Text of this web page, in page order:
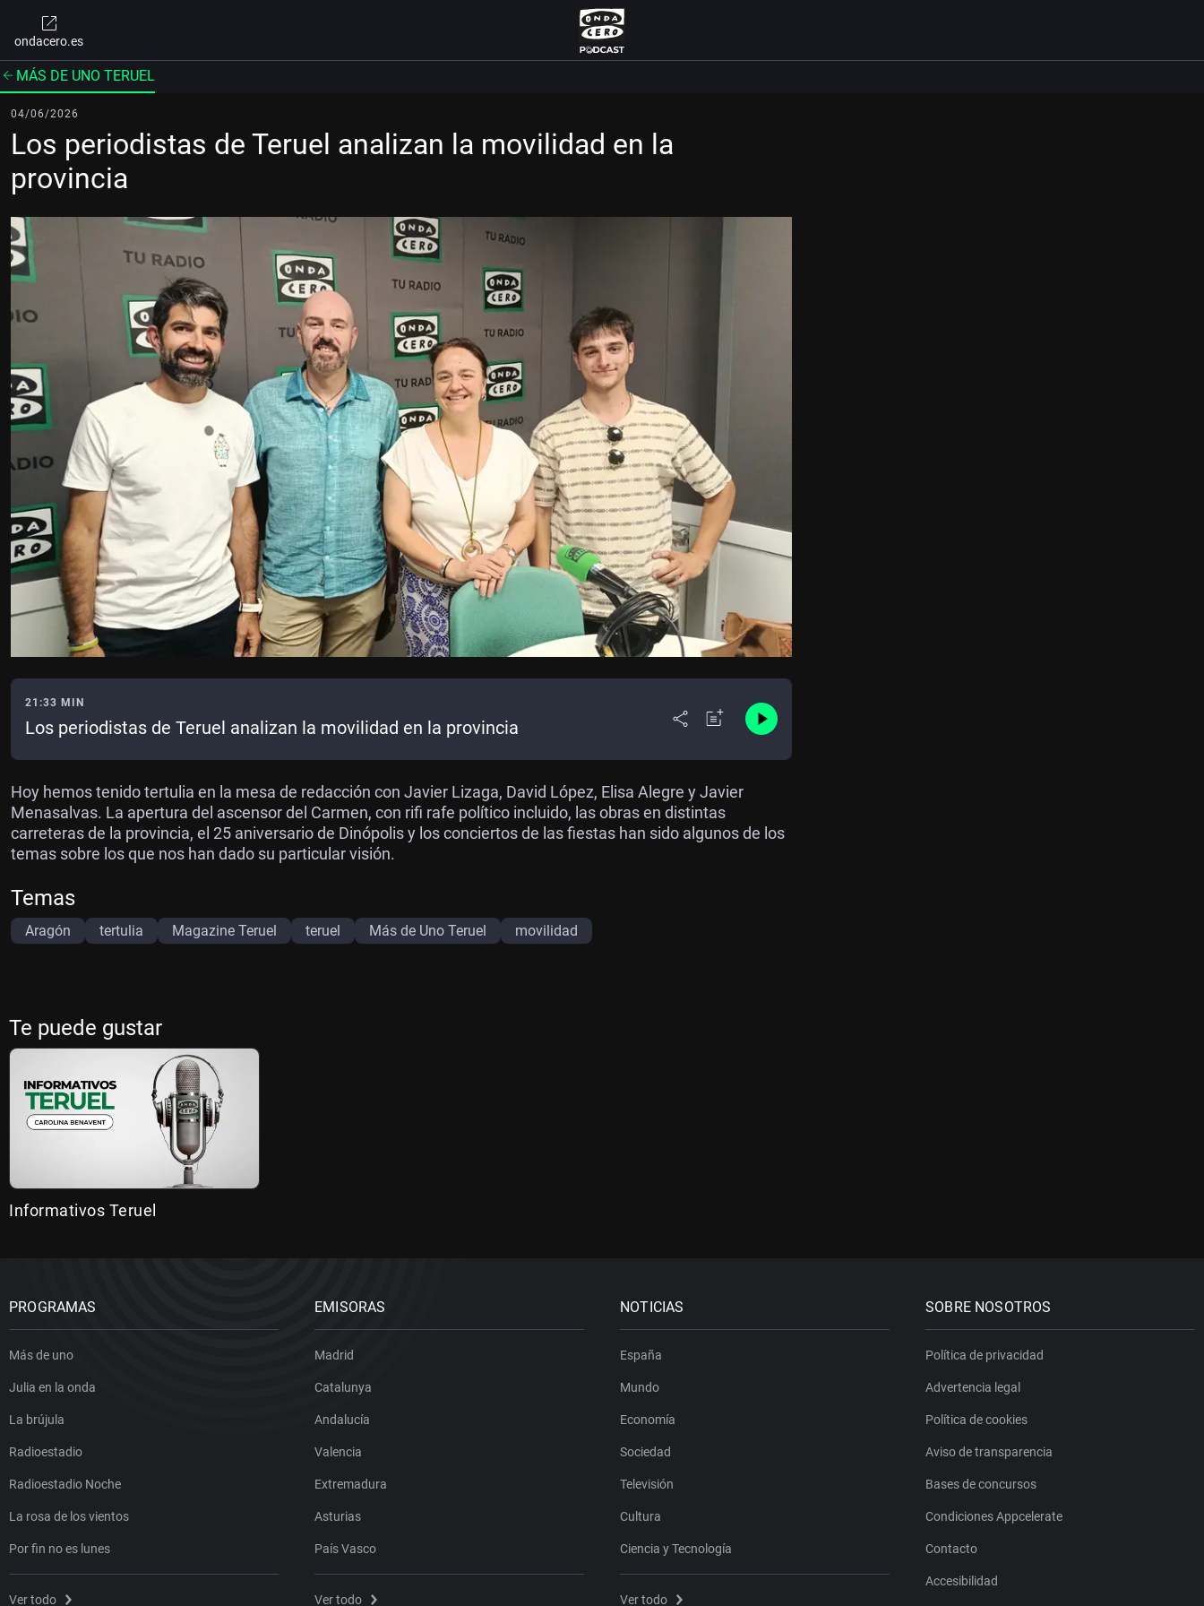
ondacero.es
MÁS DE UNO TERUEL
04/06/2026
Los periodistas de Teruel analizan la movilidad en la
provincia
21:33 MIN
Los periodistas de Teruel analizan la movilidad en la provincia
Hoy hemos tenido tertulia en la mesa de redacción con Javier Lizaga, David López, Elisa Alegre y Javier
Menasalvas. La apertura del ascensor del Carmen, con rifi rafe político incluido, las obras en distintas
carreteras de la provincia, el 25 aniversario de Dinópolis y los conciertos de las fiestas han sido algunos de los
temas sobre los que nos han dado su particular visión.
Temas
Aragón tertulia Magazine Teruel teruel Más de Uno Teruel movilidad
Te puede gustar
Informativos Teruel
PROGRAMAS
Más de uno
Julia en la onda
La brújula
Radioestadio
Radioestadio Noche
La rosa de los vientos
Por fin no es lunes
Ver todo
EMISORAS
Madrid
Catalunya
Andalucía
Valencia
Extremadura
Asturias
País Vasco
Ver todo
NOTICIAS
España
Mundo
Economía
Sociedad
Televisión
Cultura
Ciencia y Tecnología
Ver todo
SOBRE NOSOTROS
Política de privacidad
Advertencia legal
Política de cookies
Aviso de transparencia
Bases de concursos
Condiciones Appcelerate
Contacto
Accesibilidad